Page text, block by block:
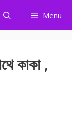
Menu
কাকা ,